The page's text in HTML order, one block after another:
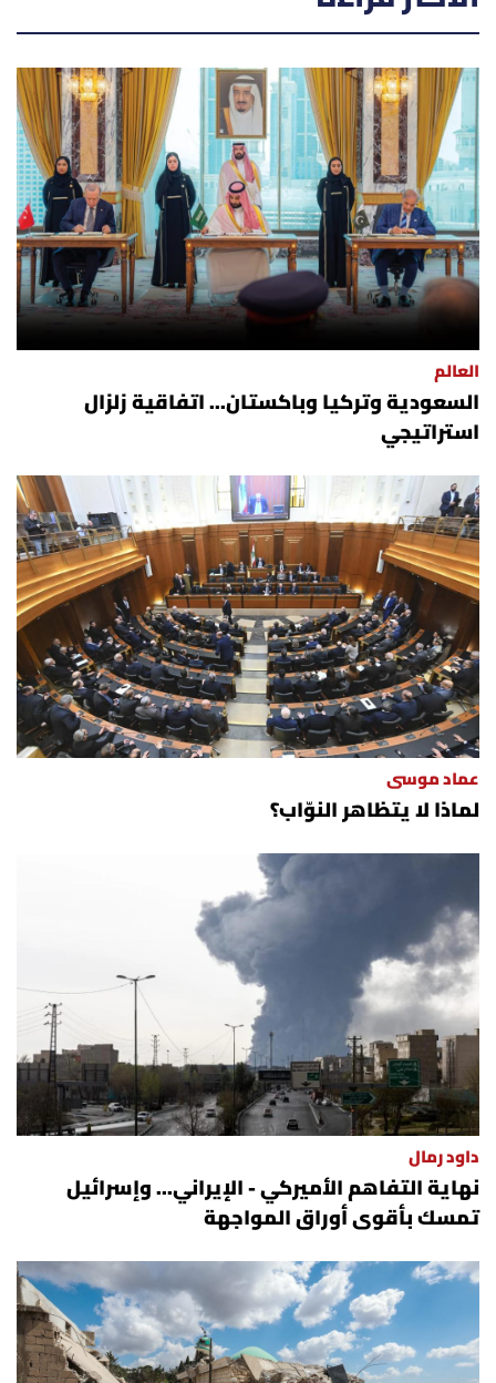
العالم
السعودية وتركيا وباكستان... اتفاقية زلزال
استراتيجي
عماد موسى
لماذا لا يتظاهر النوّاب؟
داود رمال
نهاية التفاهم الأميركي - الإيراني... وإسرائيل
تمسك بأقوى أوراق المواجهة